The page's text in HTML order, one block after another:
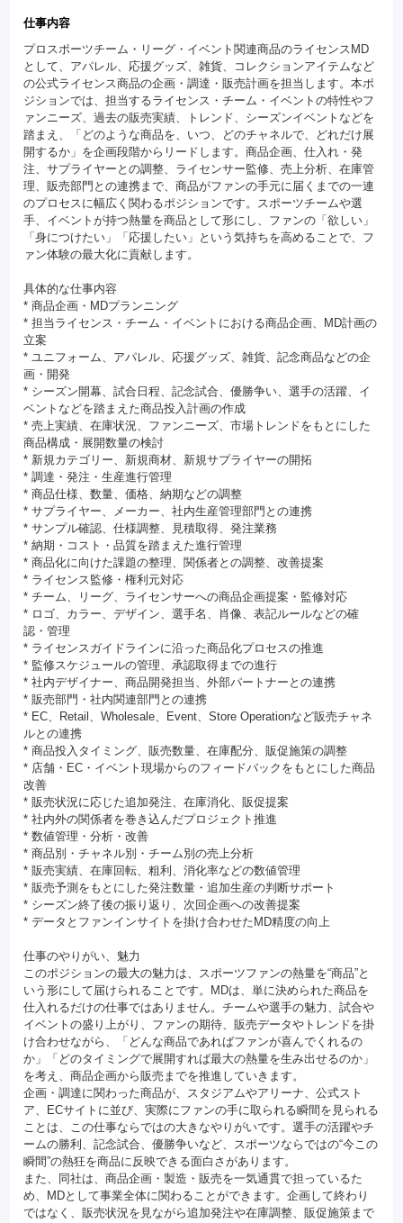
仕事内容
プロスポーツチーム・リーグ・イベント関連商品のライセンスMD
として、アパレル、応援グッズ、雑貨、コレクションアイテムなど
の公式ライセンス商品の企画・調達・販売計画を担当します。本ポ
ジションでは、担当するライセンス・チーム・イベントの特性やフ
ァンニーズ、過去の販売実績、トレンド、シーズンイベントなどを
踏まえ、「どのような商品を、いつ、どのチャネルで、どれだけ展
開するか」を企画段階からリードします。商品企画、仕入れ・発
注、サプライヤーとの調整、ライセンサー監修、売上分析、在庫管
理、販売部門との連携まで、商品がファンの手元に届くまでの一連
のプロセスに幅広く関わるポジションです。スポーツチームや選
手、イベントが持つ熱量を商品として形にし、ファンの「欲しい」
「身につけたい」「応援したい」という気持ちを高めることで、フ
ァン体験の最大化に貢献します。
具体的な仕事内容
* 商品企画・MDプランニング
* 担当ライセンス・チーム・イベントにおける商品企画、MD計画の
立案
* ユニフォーム、アパレル、応援グッズ、雑貨、記念商品などの企
画・開発
* シーズン開幕、試合日程、記念試合、優勝争い、選手の活躍、イ
ベントなどを踏まえた商品投入計画の作成
* 売上実績、在庫状況、ファンニーズ、市場トレンドをもとにした
商品構成・展開数量の検討
* 新規カテゴリー、新規商材、新規サプライヤーの開拓
* 調達・発注・生産進行管理
* 商品仕様、数量、価格、納期などの調整
* サプライヤー、メーカー、社内生産管理部門との連携
* サンプル確認、仕様調整、見積取得、発注業務
* 納期・コスト・品質を踏まえた進行管理
* 商品化に向けた課題の整理、関係者との調整、改善提案
* ライセンス監修・権利元対応
* チーム、リーグ、ライセンサーへの商品企画提案・監修対応
* ロゴ、カラー、デザイン、選手名、肖像、表記ルールなどの確
認・管理
* ライセンスガイドラインに沿った商品化プロセスの推進
* 監修スケジュールの管理、承認取得までの進行
* 社内デザイナー、商品開発担当、外部パートナーとの連携
* 販売部門・社内関連部門との連携
* EC、Retail、Wholesale、Event、Store Operationなど販売チャネ
ルとの連携
* 商品投入タイミング、販売数量、在庫配分、販促施策の調整
* 店舗・EC・イベント現場からのフィードバックをもとにした商品
改善
* 販売状況に応じた追加発注、在庫消化、販促提案
* 社内外の関係者を巻き込んだプロジェクト推進
* 数値管理・分析・改善
* 商品別・チャネル別・チーム別の売上分析
* 販売実績、在庫回転、粗利、消化率などの数値管理
* 販売予測をもとにした発注数量・追加生産の判断サポート
* シーズン終了後の振り返り、次回企画への改善提案
* データとファンインサイトを掛け合わせたMD精度の向上
仕事のやりがい、魅力
このポジションの最大の魅力は、スポーツファンの熱量を“商品”と
いう形にして届けられることです。MDは、単に決められた商品を
仕入れるだけの仕事ではありません。チームや選手の魅力、試合や
イベントの盛り上がり、ファンの期待、販売データやトレンドを掛
け合わせながら、「どんな商品であればファンが喜んでくれるの
か」「どのタイミングで展開すれば最大の熱量を生み出せるのか」
を考え、商品企画から販売までを推進していきます。
企画・調達に関わった商品が、スタジアムやアリーナ、公式スト
ア、ECサイトに並び、実際にファンの手に取られる瞬間を見られる
ことは、この仕事ならではの大きなやりがいです。選手の活躍やチ
ームの勝利、記念試合、優勝争いなど、スポーツならではの“今この
瞬間”の熱狂を商品に反映できる面白さがあります。
また、同社は、商品企画・製造・販売を一気通貫で担っているた
め、MDとして事業全体に関わることができます。企画して終わり
ではなく、販売状況を見ながら追加発注や在庫調整、販促施策まで